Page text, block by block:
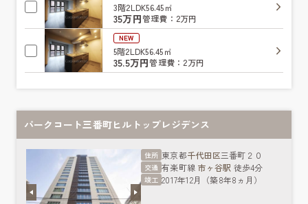
3階2LDK56.45㎡
35万円管理費：2万円
NEW
5階2LDK56.45㎡
35.5万円管理費：2万円
パークコート三番町ヒルトップレジデンス
住所 東京都千代田区三番町２０
交通 有楽町線 市ヶ谷駅 徒歩4分
竣工 2017年12月（築8年8ヵ月）